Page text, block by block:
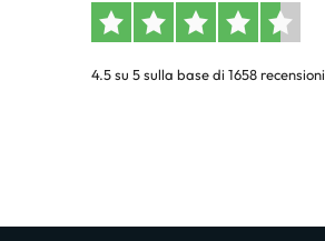
4.5 su 5 sulla base di 1658 recensioni